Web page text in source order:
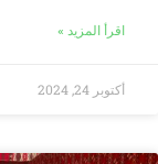
اقرأ المزيد »
أكتوبر 24, 2024